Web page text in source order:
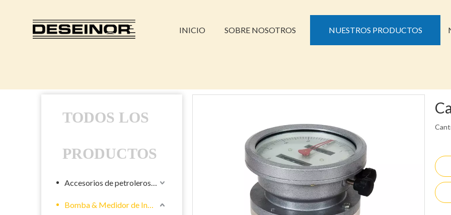
INICIO SOBRE NOSOTROS NUESTROS PRODUCTOS
TODOS LOS
PRODUCTOS
Accesorios de petroleros líquidos
Bomba & Medidor de Industrial